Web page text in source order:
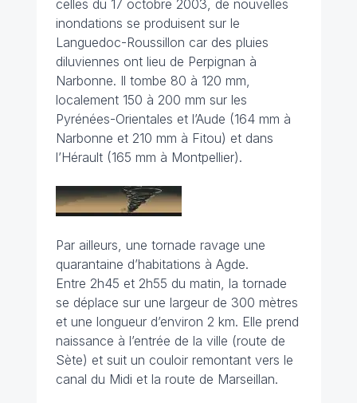
celles du 17 octobre 2003, de nouvelles
inondations se produisent sur le
Languedoc-Roussillon car des pluies
diluviennes ont lieu de Perpignan à
Narbonne. Il tombe 80 à 120 mm,
localement 150 à 200 mm sur les
Pyrénées-Orientales et l’Aude (164 mm à
Narbonne et 210 mm à Fitou) et dans
l’Hérault (165 mm à Montpellier).
Par ailleurs, une tornade ravage une
quarantaine d’habitations à Agde.
Entre 2h45 et 2h55 du matin, la tornade
se déplace sur une largeur de 300 mètres
et une longueur d’environ 2 km. Elle prend
naissance à l’entrée de la ville (route de
Sète) et suit un couloir remontant vers le
canal du Midi et la route de Marseillan.